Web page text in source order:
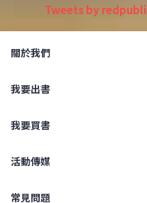
Tweets by
關於我們
我要出書
我要買書
活動傳媒
常見問題